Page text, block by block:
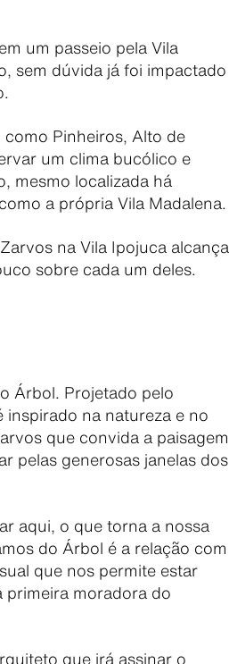
um passeio pela Vila
sem dúvida já foi impactado
como Pinheiros, Alto de
um clima bucólico e
mesmo localizada há
a própria Vila Madalena.
na Vila Ipojuca alcança
sobre cada um deles.
Árbol. Projetado pelo
na natureza e no
que convida a paisagem
pelas generosas janelas dos
aqui, o que torna a nossa
do Árbol é a relação com
que nos permite estar
primeira moradora do
que irá assinar o